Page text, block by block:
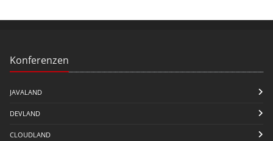
Konferenzen
JAVALAND
DEVLAND
CLOUDLAND